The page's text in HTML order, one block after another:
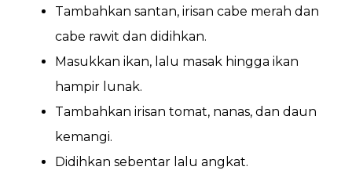
Tambahkan santan, irisan cabe merah dan
cabe rawit dan didihkan.
Masukkan ikan, lalu masak hingga ikan
hampir lunak.
Tambahkan irisan tomat, nanas, dan daun
kemangi.
Didihkan sebentar lalu angkat.